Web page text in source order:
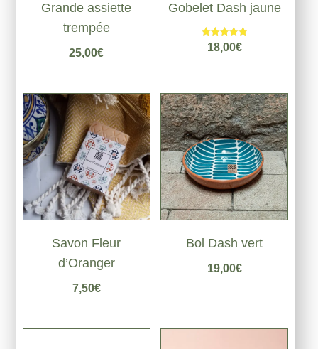
Grande assiette
trempée
25,00€
Gobelet Dash jaune
Note
5.00
18,00€
Savon Fleur
d’Oranger
7,50€
Bol Dash vert
19,00€